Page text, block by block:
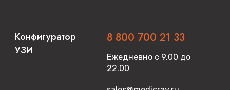
Конфигуратор
УЗИ
8 800 700 21 33
Ежедневно с 9.00 до
22.00